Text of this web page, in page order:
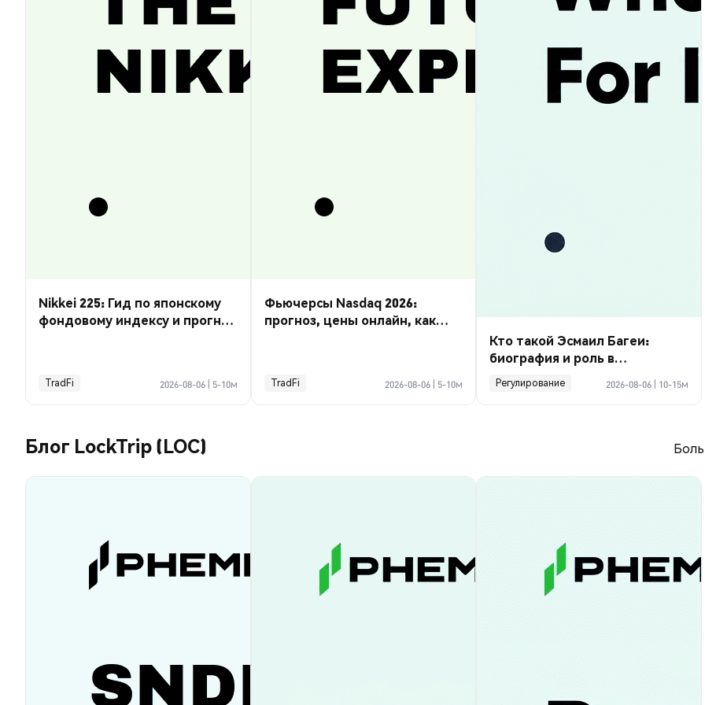
Nikkei 225: Гид по японскому
фондовому индексу и прогноз
TradFi 2026-08-06 5-10м
Фьючерсы Nasdaq 2026:
прогноз, цены онлайн, как
TradFi 2026-08-06 5-10м
Кто такой Эсмаил Багеи:
биография и роль в
криптосделке по Ормузу
Регулирование 2026-08-06 10-15м
Блог LockTrip (LOC)